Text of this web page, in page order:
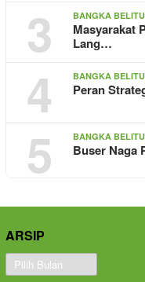
3 BANGKA
Masyarakat
Lang…
4 BANGKA
Peran
5 BANGKA
Buser Naga
ARSIP
Arsip